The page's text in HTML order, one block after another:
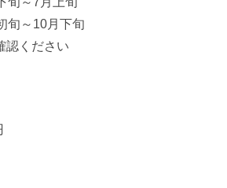
～10月下旬
認ください